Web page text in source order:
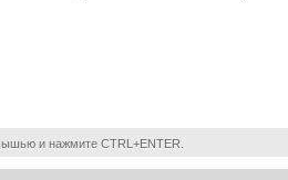
и нажмите CTRL+ENTER.